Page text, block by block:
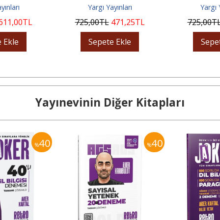
,00TL
Ekle
Yargı Yayınları
725,00TL 471,25TL
Sepete Ekle
Yargı
725,00
Yayınevinin Diğer Kitapları
%40 %40